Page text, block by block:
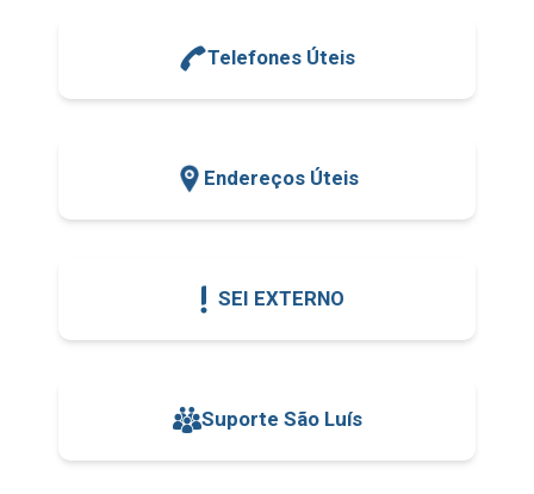
Telefones Úteis
Endereços Úteis
SEI EXTERNO
Suporte São Luís